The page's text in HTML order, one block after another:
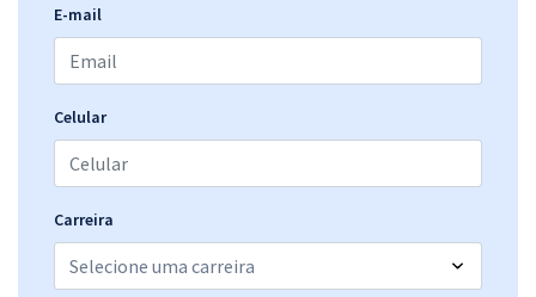
E-mail
Celular
Carreira